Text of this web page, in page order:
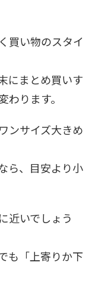
買い物のスタイ
にまとめ買いす
ります。
ンサイズ大きめ
ら、目安より小
近いでしょう
も「上寄りか下